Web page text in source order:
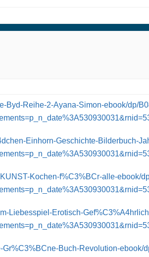
Byd-Reihe-2-Ayana-Simon-ebook/dp/
Einhorn-Geschichte-Bilderbuch-
Kochen-f%C3%BCr-alle-ebook/
Liebesspiel-Erotisch-
Gr%C3%BCne-Buch-Revolution-